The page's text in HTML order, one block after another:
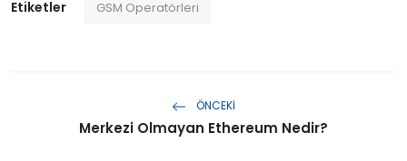
Etiketler GSM Operatörleri
ÖNCEKI
Merkezi Olmayan Ethereum Nedir?